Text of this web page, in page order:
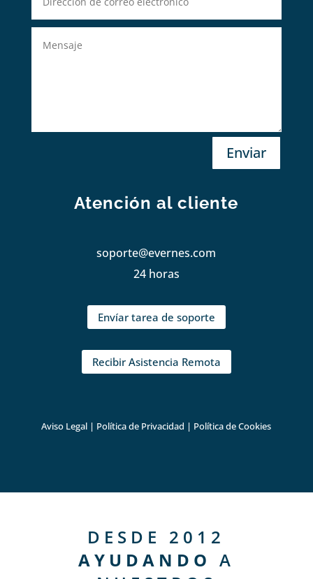
Enviar
Atención al cliente
soporte@evernes.com
24 horas
Envíar tarea de soporte
Recibir Asistencia Remota
Aviso Legal | Política de Privacidad | Política de Cookies
DESDE 2012
AYUDANDO A